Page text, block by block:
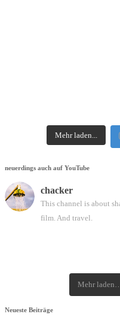
Mehr laden...
neuerdings auch auf YouTube
chacker
This channel is about
film. And travel.
Mehr laden…
Neueste Beiträge